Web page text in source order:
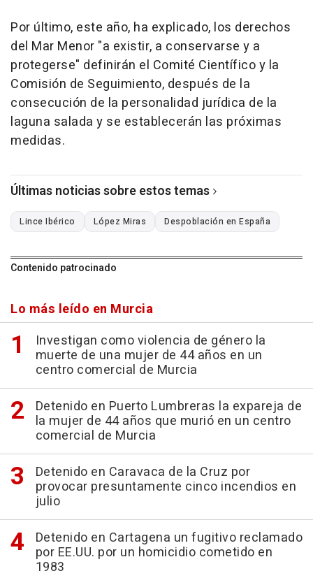
Por último, este año, ha explicado, los derechos
del Mar Menor "a existir, a conservarse y a
protegerse" definirán el Comité Científico y la
Comisión de Seguimiento, después de la
consecución de la personalidad jurídica de la
laguna salada y se establecerán las próximas
medidas.
Últimas noticias sobre estos temas
Lince Ibérico López Miras Despoblación en España
Contenido patrocinado
Lo más leído en Murcia
Investigan como violencia de género la
muerte de una mujer de 44 años en un
centro comercial de Murcia
Detenido en Puerto Lumbreras la expareja de
la mujer de 44 años que murió en un centro
comercial de Murcia
Detenido en Caravaca de la Cruz por
provocar presuntamente cinco incendios en
julio
Detenido en Cartagena un fugitivo reclamado
por EE.UU. por un homicidio cometido en
1983